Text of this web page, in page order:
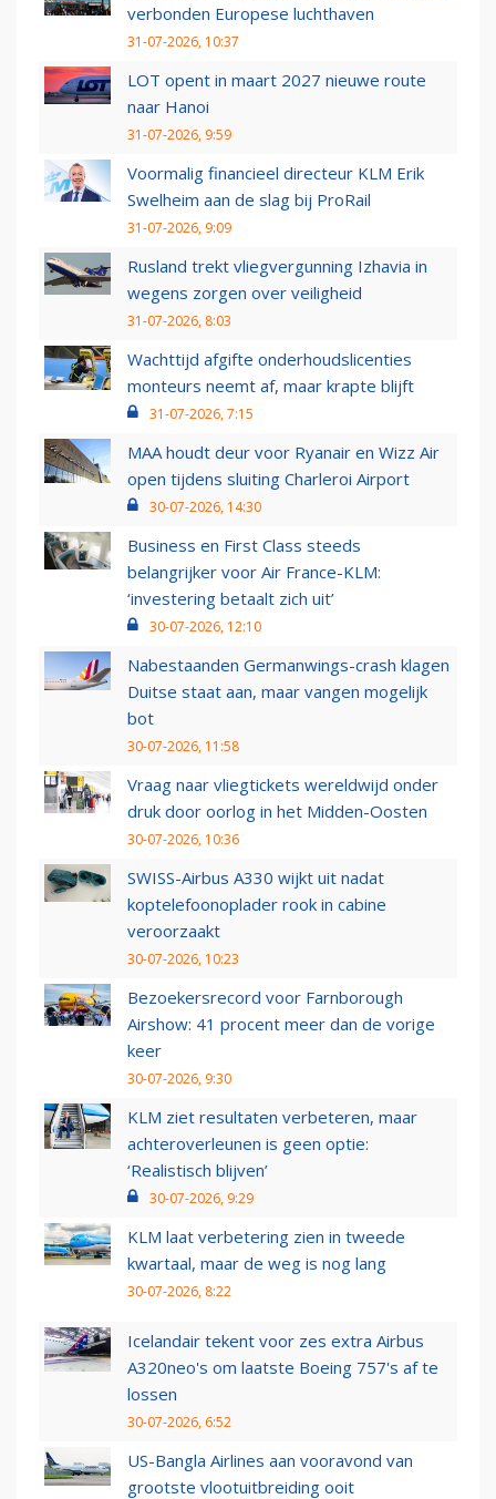
verbonden Europese luchthaven
31-07-2026, 10:37
LOT opent in maart 2027 nieuwe route
naar Hanoi
31-07-2026, 9:59
Voormalig financieel directeur KLM Erik
Swelheim aan de slag bij ProRail
31-07-2026, 9:09
Rusland trekt vliegvergunning Izhavia in
wegens zorgen over veiligheid
31-07-2026, 8:03
Wachttijd afgifte onderhoudslicenties
monteurs neemt af, maar krapte blijft
31-07-2026, 7:15
MAA houdt deur voor Ryanair en Wizz Air
open tijdens sluiting Charleroi Airport
30-07-2026, 14:30
Business en First Class steeds
belangrijker voor Air France-KLM:
‘investering betaalt zich uit’
30-07-2026, 12:10
Nabestaanden Germanwings-crash klagen
Duitse staat aan, maar vangen mogelijk
bot
30-07-2026, 11:58
Vraag naar vliegtickets wereldwijd onder
druk door oorlog in het Midden-Oosten
30-07-2026, 10:36
SWISS-Airbus A330 wijkt uit nadat
koptelefoonoplader rook in cabine
veroorzaakt
30-07-2026, 10:23
Bezoekersrecord voor Farnborough
Airshow: 41 procent meer dan de vorige
keer
30-07-2026, 9:30
KLM ziet resultaten verbeteren, maar
achteroverleunen is geen optie:
‘Realistisch blijven’
30-07-2026, 9:29
KLM laat verbetering zien in tweede
kwartaal, maar de weg is nog lang
30-07-2026, 8:22
Icelandair tekent voor zes extra Airbus
A320neo's om laatste Boeing 757's af te
lossen
30-07-2026, 6:52
US-Bangla Airlines aan vooravond van
grootste vlootuitbreiding ooit